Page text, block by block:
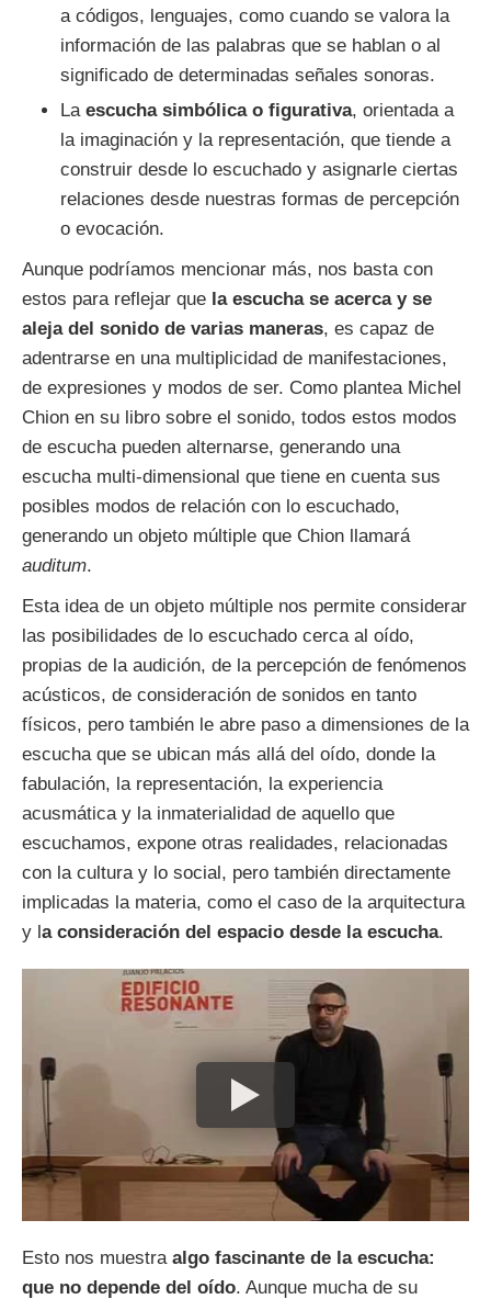
a códigos, lenguajes, como cuando se valora la
información de las palabras que se hablan o al
significado de determinadas señales sonoras.
La escucha simbólica o figurativa, orientada a
la imaginación y la representación, que tiende a
construir desde lo escuchado y asignarle ciertas
relaciones desde nuestras formas de percepción
o evocación.
Aunque podríamos mencionar más, nos basta con
estos para reflejar que la escucha se acerca y se
aleja del sonido de varias maneras, es capaz de
adentrarse en una multiplicidad de manifestaciones,
de expresiones y modos de ser. Como plantea Michel
Chion en su libro sobre el sonido, todos estos modos
de escucha pueden alternarse, generando una
escucha multi-dimensional que tiene en cuenta sus
posibles modos de relación con lo escuchado,
generando un objeto múltiple que Chion llamará
auditum.
Esta idea de un objeto múltiple nos permite considerar
las posibilidades de lo escuchado cerca al oído,
propias de la audición, de la percepción de fenómenos
acústicos, de consideración de sonidos en tanto
físicos, pero también le abre paso a dimensiones de la
escucha que se ubican más allá del oído, donde la
fabulación, la representación, la experiencia
acusmática y la inmaterialidad de aquello que
escuchamos, expone otras realidades, relacionadas
con la cultura y lo social, pero también directamente
implicadas la materia, como el caso de la arquitectura
y l a consideración del espacio desde la escucha.
Esto nos muestra algo fascinante de la escucha:
que no depende del oído. Aunque mucha de su